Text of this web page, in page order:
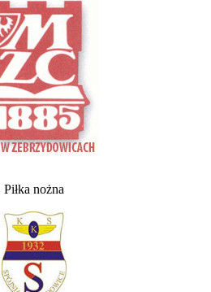
Piłka nożna